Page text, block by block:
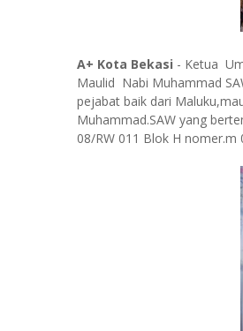
A+ Kota Bekasi - Ketua
Maulid Nabi Muhammad
pejabat baik dari
Muhammad.SAW yang
08/RW 011 Blok H nomer.m